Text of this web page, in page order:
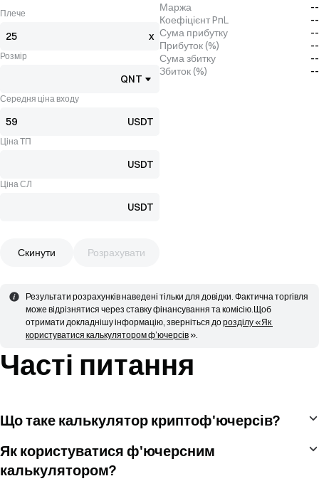
Плече
x
Розмір
QNT
Середня ціна входу
USDT
Ціна ТП
USDT
Ціна СЛ
USDT
Скинути Розрахувати
Маржа
--
Коефіцієнт PnL
--
Сума прибутку
--
Прибуток (%)
--
Сума збитку
--
Збиток (%)
--
Результати розрахунків наведені тільки для довідки. Фактична торгівля
може відрізнятися через ставку фінансування та комісію.Щоб
отримати докладнішу інформацію, зверніться до розділу «Як
користуватися калькулятором ф’ючерсів ».
Часті питання
Що таке калькулятор криптоф'ючерсів?
Як користуватися ф'ючерсним
калькулятором?